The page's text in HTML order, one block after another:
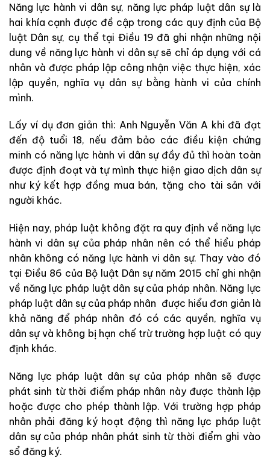
Năng lực hành vi dân sự, năng lực pháp luật dân sự là
hai khía cạnh được đề cập trong các quy định của Bộ
luật Dân sự, cụ thể tại Điều 19 đã ghi nhận những nội
dung về năng lực hành vi dân sự sẽ chỉ áp dụng với cá
nhân và được pháp lập công nhận việc thực hiện, xác
lập quyền, nghĩa vụ dân sự bằng hành vi của chính
mình.
Lấy ví dụ đơn giản thì: Anh Nguyễn Văn A khi đã đạt
đến độ tuổi 18, nếu đảm bảo các điều kiện chứng
minh có năng lực hành vi dân sự đầy đủ thì hoàn toàn
được định đoạt và tự mình thực hiện giao dịch dân sự
như ký kết hợp đồng mua bán, tặng cho tài sản với
người khác.
Hiện nay, pháp luật không đặt ra quy định về năng lực
hành vi dân sự của pháp nhân nên có thể hiểu pháp
nhân không có năng lực hành vi dân sự. Thay vào đó
tại Điều 86 của Bộ luật Dân sự năm 2015 chỉ ghi nhận
về năng lực pháp luật dân sự của pháp nhân. Năng lực
pháp luật dân sự của pháp nhân được hiểu đơn giản là
khả năng để pháp nhân đó có các quyền, nghĩa vụ
dân sự và không bị hạn chế trừ trường hợp luật có quy
định khác.
Năng lực pháp luật dân sự của pháp nhân sẽ được
phát sinh từ thời điểm pháp nhân này được thành lập
hoặc được cho phép thành lập. Với trường hợp pháp
nhân phải đăng ký hoạt động thì năng lực pháp luật
dân sự của pháp nhân phát sinh từ thời điểm ghi vào
sổ đăng ký.